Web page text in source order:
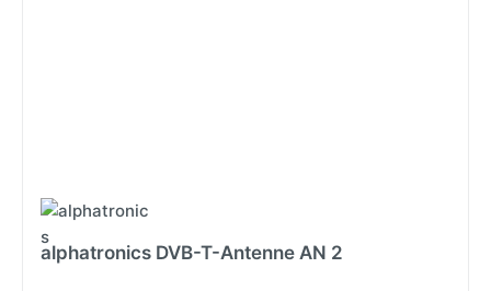
alphatronics DVB-T-Antenne AN 2